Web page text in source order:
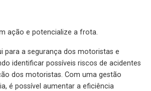
ação e potencialize a frota.
para a segurança dos motoristas e
identificar possíveis riscos de acidentes
dos motoristas. Com uma gestão
é possível aumentar a eficiência